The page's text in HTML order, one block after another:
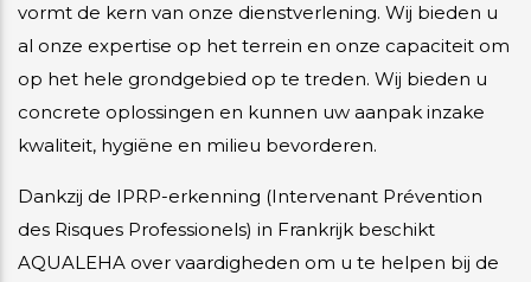
vormt de kern van onze dienstverlening. Wij bieden u
al onze expertise op het terrein en onze capaciteit om
op het hele grondgebied op te treden. Wij bieden u
concrete oplossingen en kunnen uw aanpak inzake
kwaliteit, hygiëne en milieu bevorderen.
Dankzij de IPRP-erkenning (Intervenant Prévention
des Risques Professionels) in Frankrijk beschikt
AQUALEHA over vaardigheden om u te helpen bij de